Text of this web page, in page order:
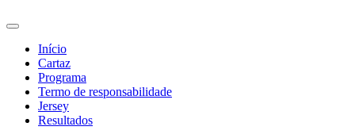
Início
Cartaz
Programa
Termo de responsabilidade
Jersey
Resultados